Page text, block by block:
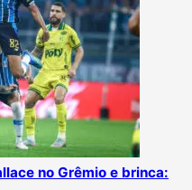
no Grêmio e brinca: